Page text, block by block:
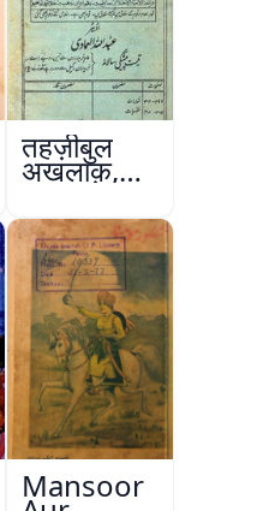
तहज़ीबुल
अख़लाक़,
अमृतसर
Mansoor